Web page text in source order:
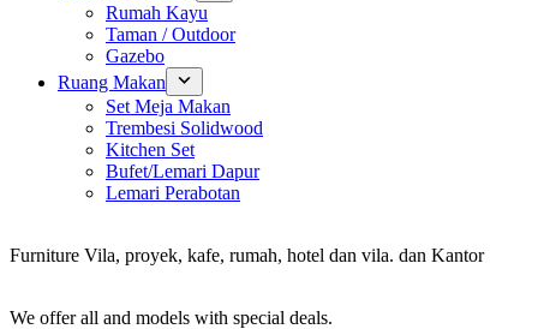
Rumah Kayu
Taman / Outdoor
Gazebo
Ruang Makan
Set Meja Makan
Trembesi Solidwood
Kitchen Set
Bufet/Lemari Dapur
Lemari Perabotan
Furniture Vila, proyek, kafe, rumah, hotel dan vila. dan Kantor
We offer all and models with special deals.